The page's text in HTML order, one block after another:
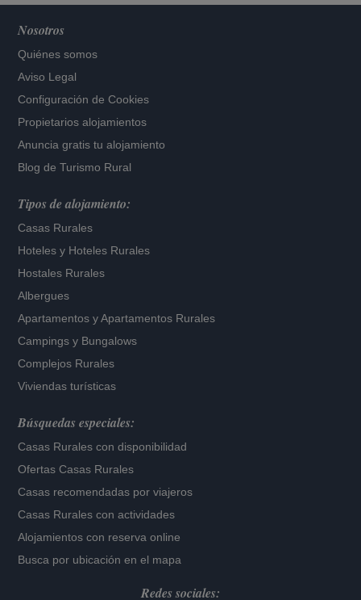
Nosotros
Quiénes somos
Aviso Legal
Configuración de Cookies
Propietarios alojamientos
Anuncia gratis tu alojamiento
Blog de Turismo Rural
Tipos de alojamiento:
Casas Rurales
Hoteles y Hoteles Rurales
Hostales Rurales
Albergues
Apartamentos yApartamentos Rurales
Campings y Bungalows
Complejos Rurales
Viviendas turísticas
Búsquedas especiales:
Casas Rurales con disponibilidad
Ofertas Casas Rurales
Casas recomendadas por viajeros
Casas Rurales con actividades
Alojamientos con reserva online
Busca por ubicación en el mapa
Redes sociales: